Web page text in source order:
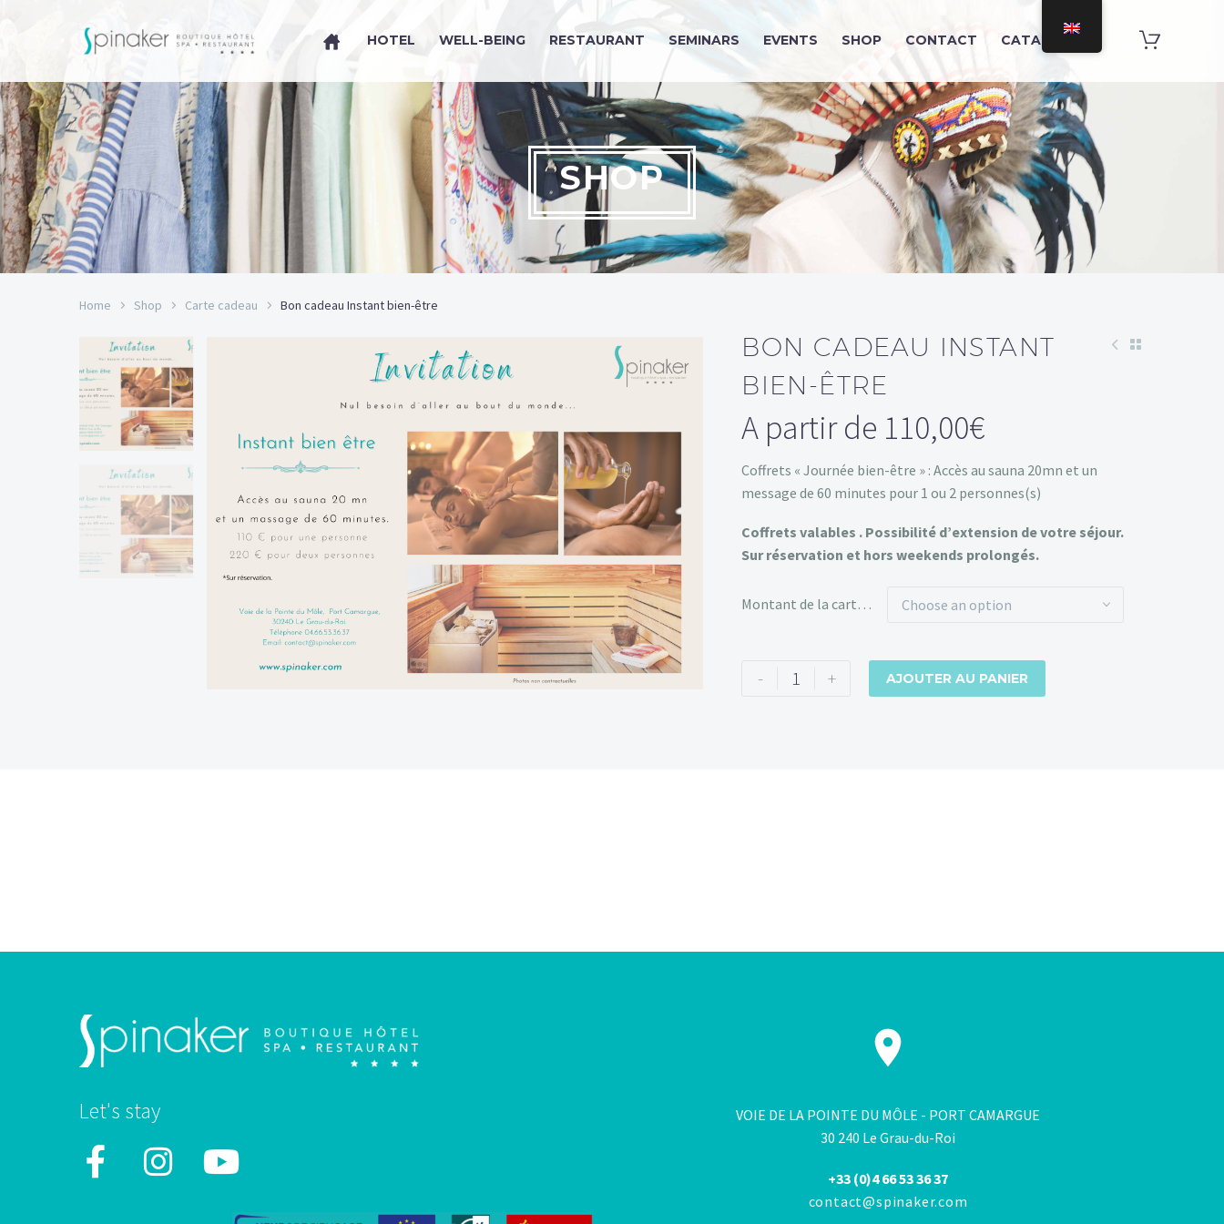
HOTEL WELL-BEING RESTAURANT SEMINARS EVENTS SHOP CONTACT CATAMARAN
SHOP
Home Shop Carte cadeau Bon cadeau Instant bien-être
BON CADEAU INSTANT
BIEN-ÊTRE
A partir de 110,00€
Coffrets « Journée bien-être » : Accès au sauna 20mn et un
message de 60 minutes pour 1 ou 2 personnes(s)
Coffrets valables . Possibilité d’extension de votre séjour.
Sur réservation et hors weekends prolongés.
Montant de la carte cadeau Choose an option
- + AJOUTER AU PANIER
Let's stay
VOIE DE LA POINTE DU MÔLE - PORT CAMARGUE
30 240 Le Grau-du-Roi
+33 (0)4 66 53 36 37
contact@spinaker.com